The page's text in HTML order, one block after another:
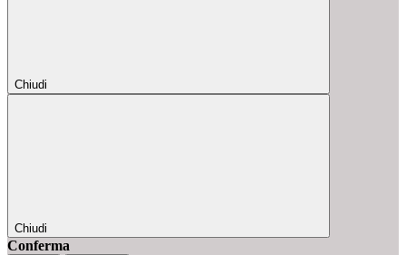
Chiudi
Chiudi
Conferma